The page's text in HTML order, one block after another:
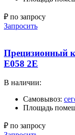
₽ по запросу
Запросить
Прецизионный
E058 2E
В наличии:
Самовывоз:
Площадь
₽ по запросу